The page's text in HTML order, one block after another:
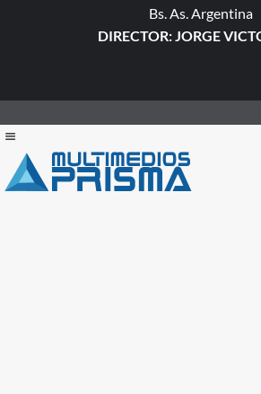
Bs. As. Argentina
DIRECTOR: JORGE